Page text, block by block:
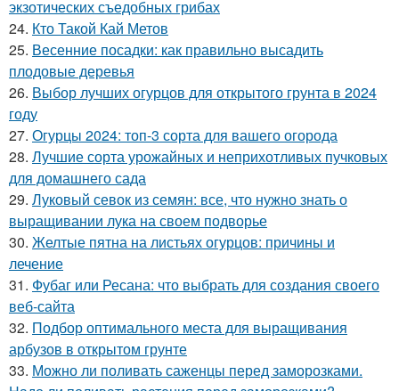
экзотических съедобных грибах
24. Кто Такой Кай Метов
25. Весенние посадки: как правильно высадить
плодовые деревья
26. Выбор лучших огурцов для открытого грунта в 2024
году
27. Огурцы 2024: топ-3 сорта для вашего огорода
28. Лучшие сорта урожайных и неприхотливых пучковых
для домашнего сада
29. Луковый севок из семян: все, что нужно знать о
выращивании лука на своем подворье
30. Желтые пятна на листьях огурцов: причины и
лечение
31. Фубаг или Ресана: что выбрать для создания своего
веб-сайта
32. Подбор оптимального места для выращивания
арбузов в открытом грунте
33. Можно ли поливать саженцы перед заморозками.